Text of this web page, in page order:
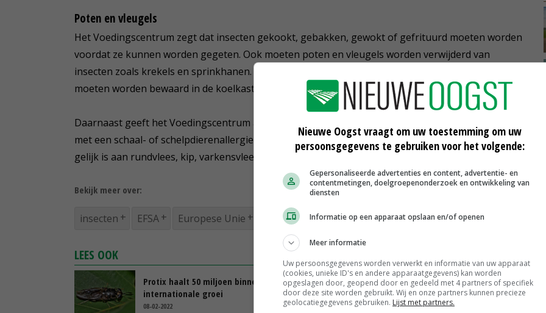
Poten en vleugels
Het Voedingscentrum zegt dat insecten gekookt, gebakken, gewokt of gefrituurd moeten worden
voordat ze kunnen worden gegeten. Ook moeten poten en vleugels worden verwijderd van
insecten zoals krekels en sprinkhanen. Voor risico van bederf geldt dat insecten goed afgesloten
moeten worden bewaard in de koelkast. Ze zijn wat betreft bederf vergelijkbaar met vlees en vis.
Daarnaast geeft het Voedingscentrum aan dat insecten mogelijk niet geschikt zijn voor mensen
met een schaal- of schelpdierenallergie. Het Voedingscentrum stelt ook dat de voedingswaarde
gelijk is aan rundvlees, kip, varkensvlees en vis.
Bekijk meer over:
insecten EFSA Europese Unie
LEES OOK
Protix haalt 50 miljoen binnen voor
internationale groei
08-02-2022
Flinke subsidie voor Insect
Experience Centre
17-12-2021
Nieuwe Oogst vraagt om uw toestemming om uw
persoonsgegevens te gebruiken voor het volgende:
Gepersonaliseerde advertenties en content, advertentie- en
contentmetingen, doelgroepenonderzoek en ontwikkeling van
diensten
Informatie op een apparaat opslaan en/of openen
Meer informatie
Uw persoonsgegevens worden verwerkt en informatie van uw apparaat
(cookies, unieke ID's en andere apparaatgegevens) kan worden
opgeslagen door, geopend door en gedeeld met 4 partners of specifiek
door deze site worden gebruikt. Wij en onze partners kunnen precieze
geolocatiegegevens gebruiken. Lijst met partners.